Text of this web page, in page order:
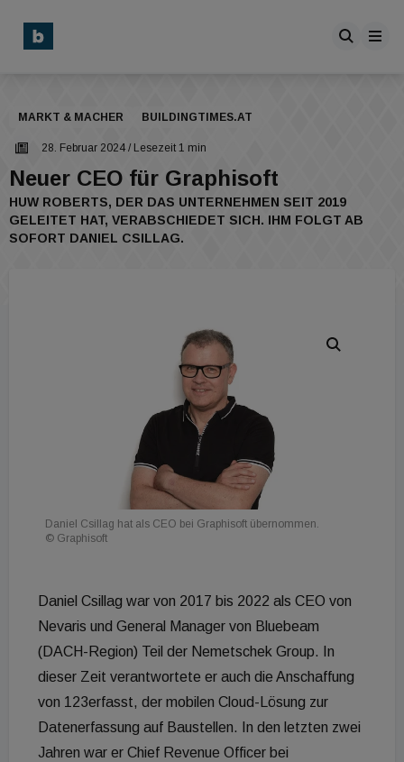
MARKT & MACHER BUILDINGTIMES.AT
28. Februar 2024 / Lesezeit 1 min
Neuer CEO für Graphisoft
HUW ROBERTS, DER DAS UNTERNEHMEN SEIT 2019
GELEITET HAT, VERABSCHIEDET SICH. IHM FOLGT AB
SOFORT DANIEL CSILLAG.
Daniel Csillag hat als CEO bei Graphisoft übernommen.
© Graphisoft
Daniel Csillag war von 2017 bis 2022 als CEO von
Nevaris und General Manager von Bluebeam
(DACH-Region) Teil der Nemetschek Group. In
dieser Zeit verantwortete er auch die Anschaffung
von 123erfasst, der mobilen Cloud-Lösung zur
Datenerfassung auf Baustellen. In den letzten zwei
Jahren war er Chief Revenue Officer bei